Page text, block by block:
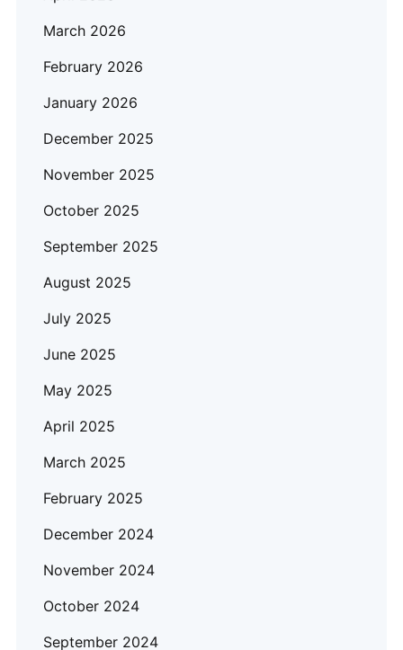
March 2026
February 2026
January 2026
December 2025
November 2025
October 2025
September 2025
August 2025
July 2025
June 2025
May 2025
April 2025
March 2025
February 2025
December 2024
November 2024
October 2024
September 2024